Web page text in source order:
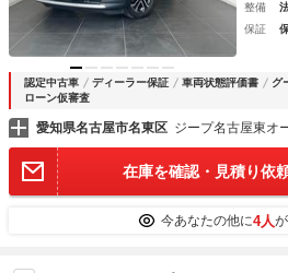
整備
保証
認定中古車 ディーラー保証 車両状態評価書 グ
ローン仮審査
愛知県名古屋市名東区
在庫を確認・見積り依
今あなたの他に4人